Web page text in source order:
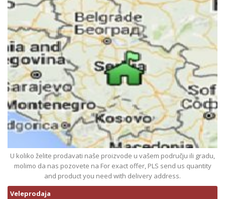
U koliko želite prodavati naše proizvode u vašem području ili gradu,
molimo da nas pozovete na For exact offer, PLS send us quantity
and product you need with delivery address.
Veleprodaja